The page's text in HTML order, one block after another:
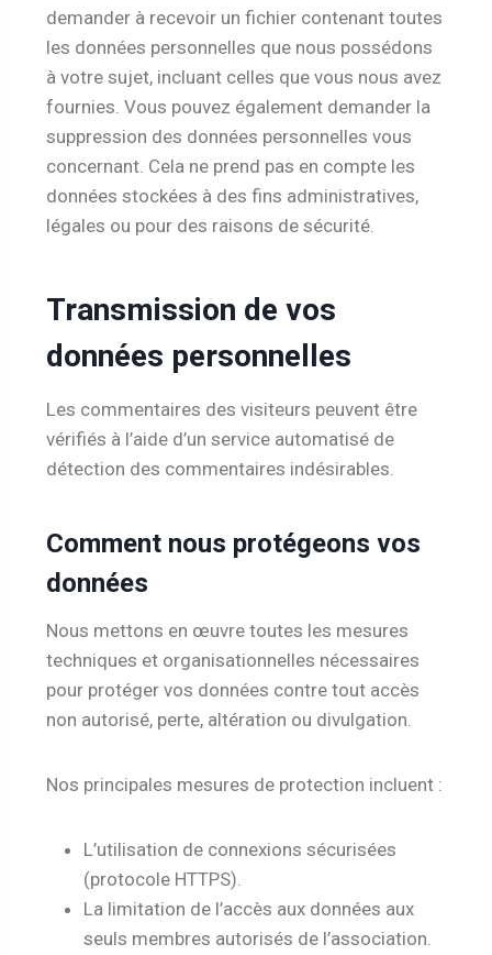
demander à recevoir un fichier contenant toutes
les données personnelles que nous possédons
à votre sujet, incluant celles que vous nous avez
fournies. Vous pouvez également demander la
suppression des données personnelles vous
concernant. Cela ne prend pas en compte les
données stockées à des fins administratives,
légales ou pour des raisons de sécurité.
Transmission de vos
données personnelles
Les commentaires des visiteurs peuvent être
vérifiés à l’aide d’un service automatisé de
détection des commentaires indésirables.
Comment nous protégeons vos
données
Nous mettons en œuvre toutes les mesures
techniques et organisationnelles nécessaires
pour protéger vos données contre tout accès
non autorisé, perte, altération ou divulgation.
Nos principales mesures de protection incluent :
L’utilisation de connexions sécurisées
(protocole HTTPS).
La limitation de l’accès aux données aux
seuls membres autorisés de l’association.